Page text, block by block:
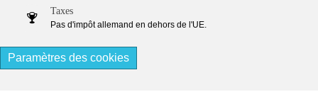
Taxes
Pas d'impôt allemand en dehors de l'UE.
Paramètres des cookies